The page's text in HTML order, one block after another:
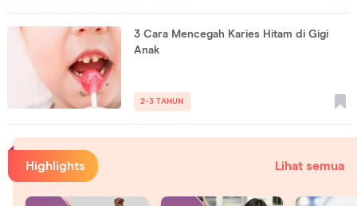
3 Cara Mencegah Karies Hitam di Gigi
Anak
2-3 TAHUN
Highlights Lihat semua